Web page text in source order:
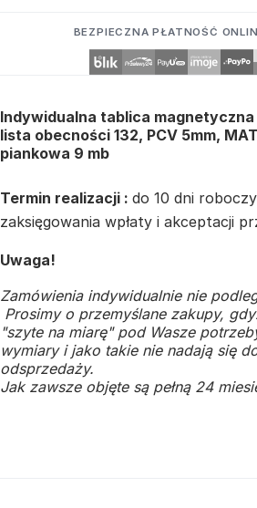
BEZPIECZNA PŁATNOŚĆ
Indywidualna tablica
lista obecności 132, PCV 5mm,
piankowa 9 mb
Termin realizacji : do 10 dni
zaksięgowania wpłaty i akceptacji
Uwaga!
Zamówienia indywidualnie nie
Prosimy o przemyślane zakupy,
"szyte na miarę" pod Wasze
wymiary i jako takie nie nadają się
odsprzedaży.
Jak zawsze objęte są pełną 24